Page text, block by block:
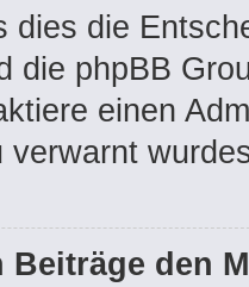
dies die
die phpBB
einen
verwarnt
Beiträge den